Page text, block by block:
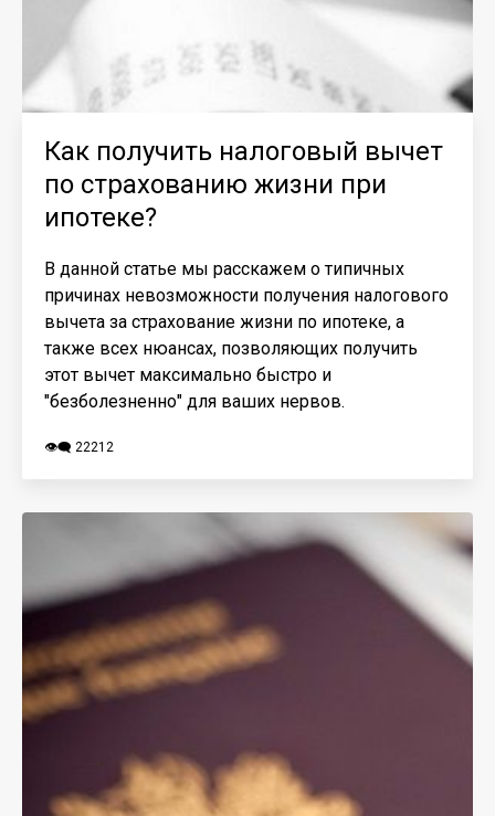
Как получить налоговый вычет
по страхованию жизни при
ипотеке?
В данной статье мы расскажем о типичных
причинах невозможности получения налогового
вычета за страхование жизни по ипотеке, а
также всех нюансах, позволяющих получить
этот вычет максимально быстро и
"безболезненно" для ваших нервов.
👁️‍🗨️ 22212